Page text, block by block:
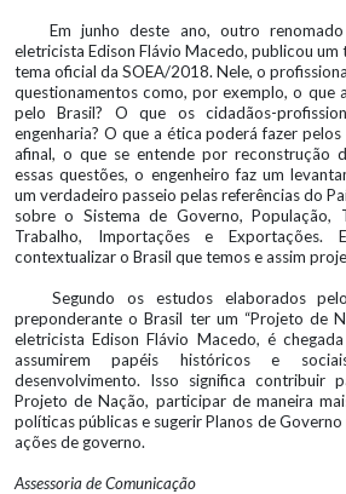
Em junho deste ano, outro renomado
eletricista Edison Flávio Macedo, publicou um
tema oficial da SOEA/2018. Nele, o
questionamentos como, por exemplo, o que
pelo Brasil? O que os cidadãos-
engenharia? O que a ética poderá fazer
afinal, o que se entende por reconstrução
essas questões, o engenheiro faz um
um verdadeiro passeio pelas referências do
sobre o Sistema de Governo, População,
Trabalho, Importações e
contextualizar o Brasil que temos e assim
Segundo os estudos elaborados
preponderante o Brasil ter um “Projeto de
eletricista Edison Flávio Macedo, é
assumirem papéis históricos e
desenvolvimento. Isso significa contribuir
Projeto de Nação, participar de maneira
políticas públicas e sugerir Planos de
ações de governo.
Assessoria de Comunicação